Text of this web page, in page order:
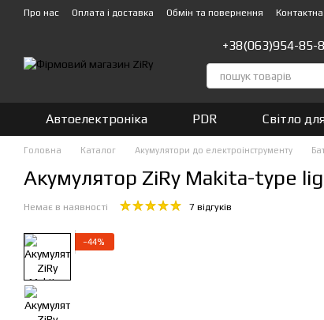
Перейти до основного контенту
Про нас Оплата і доставка Обмін та повернення
+38(063)954-85-
Автоелектроніка PDR Світло
Головна Каталог Акумулятори до електроінструменту
Акумулятор ZiRy Makita-type
Немає в наявності 7 відгуків
−44%